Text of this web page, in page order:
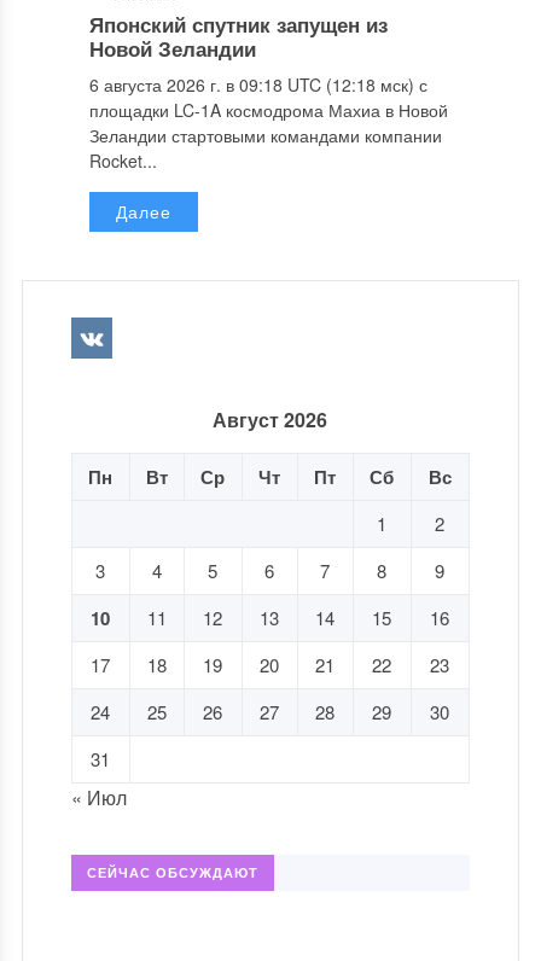
Японский спутник запущен из
Новой Зеландии
6 августа 2026 г. в 09:18 UTC (12:18 мск) с
площадки LC-1A космодрома Махиа в Новой
Зеландии стартовыми командами компании
Rocket...
Далее
Август 2026
Пн Вт Ср Чт Пт Сб Вс
1
2
3
4 5 6 7 8 9
10 11 12 13 14 15
16
17
18 19 20 21 22
23
24
25 26 27 28 29
30
31
« Июл
СЕЙЧАС ОБСУЖДАЮТ